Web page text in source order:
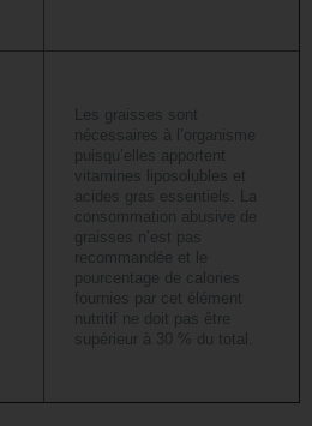
Les graisses sont
nécessaires à l’organisme
puisqu’elles apportent
vitamines liposolubles et
acides gras essentiels. La
consommation abusive de
graisses n’est pas
recommandée et le
pourcentage de calories
fournies par cet élément
nutritif ne doit pas être
supérieur à 30 % du total.